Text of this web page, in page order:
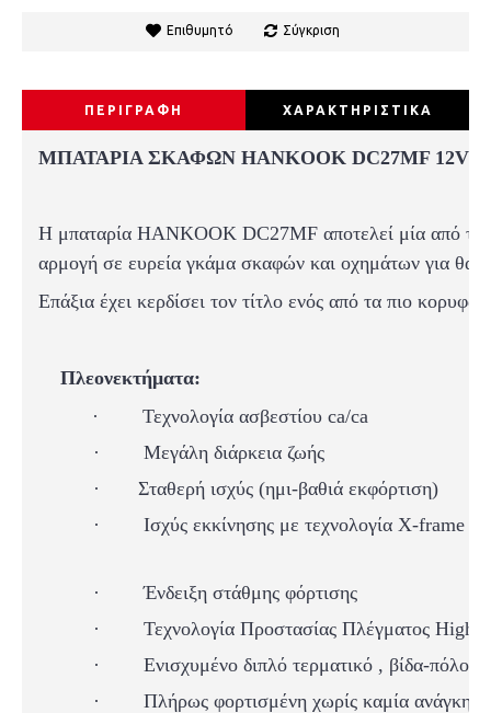
Επιθυμητό Σύγκριση
ΠΕΡΙΓΡΑΦΗ ΧΑΡΑΚΤΗΡΙΣΤΙΚΑ
ΜΠΑΤΑΡΙΑ ΣΚΑΦΩΝ HANKOOK DC27MF 12V
Η μπαταρία HANKOOK DC27MF αποτελεί μία από
αρμογή σε ευρεία γκάμα σκαφών και οχημάτων για
Επάξια έχει κερδίσει τον τίτλο ενός από τα πιο
Πλεονεκτήματα:
·
Τεχνολογία ασβεστίου ca/ca
·
Μεγάλη διάρκεια ζωής
· Σταθερή ισχύς (ημι-βαθιά εκφόρτιση)
·
Ισχύς εκκίνησης με τεχνολογία X-frame
·
Ένδειξη στάθμης φόρτισης
·
Τεχνολογία Προστασίας Πλέγματος High
·
Ενισχυμένο διπλό τερματικό , βίδα-πόλος
·
Πλήρως φορτισμένη χωρίς καμία ανάγκη